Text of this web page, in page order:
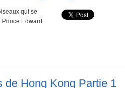
qui se
Edward
de Hong Kong Partie 1